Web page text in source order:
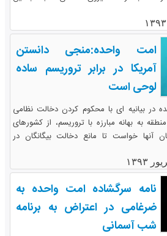
امت واحده:منجی دانستن
آمریکا در برابر تروریسم ساده
لوحی است
در بیانیه ای با محکوم کردن دخالت نظامی
به بهانه مبارزه با تروریسم، از کشورهای
آنها خواست تا مانع دخالت بیگانگان در
نامه سرگشاده امت واحده به
ضرغامی در اعتراض به برنامه
شب آسمانی